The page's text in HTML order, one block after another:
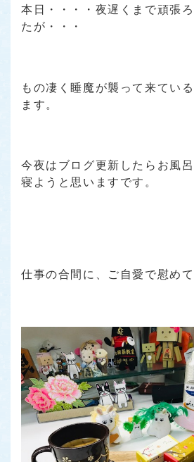
本日・・・・夜遅くまで頑張
たが・・・
もの凄く睡魔が襲って来てい
ます。
今夜はブログ更新したらお風
寝ようと思いますです。
仕事の合間に、ご自愛で慰めて